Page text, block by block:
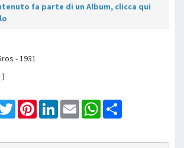
fa parte di un Album, clicca qui
- 1931
TwitterPinterestLinkedInEmail WhatsApp